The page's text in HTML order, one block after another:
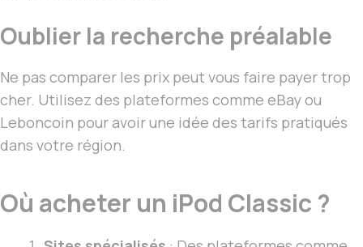
Oublier la recherche préalable
Ne pas comparer les prix peut vous faire payer trop
cher. Utilisez des plateformes comme eBay ou
Leboncoin pour avoir une idée des tarifs pratiqués
dans votre région.
Où acheter un iPod Classic ?